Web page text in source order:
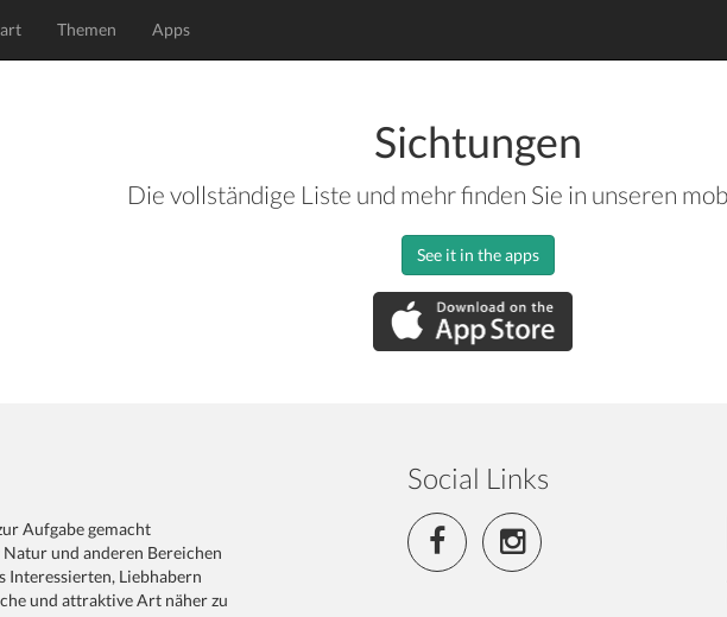
Themen Apps
Sichtungen
Die vollständige Liste und mehr finden Sie in unseren
See it in the apps
Aufgabe gemacht
und anderen Bereichen
Interessierten, Liebhabern
und attraktive Art näher zu
Social Links